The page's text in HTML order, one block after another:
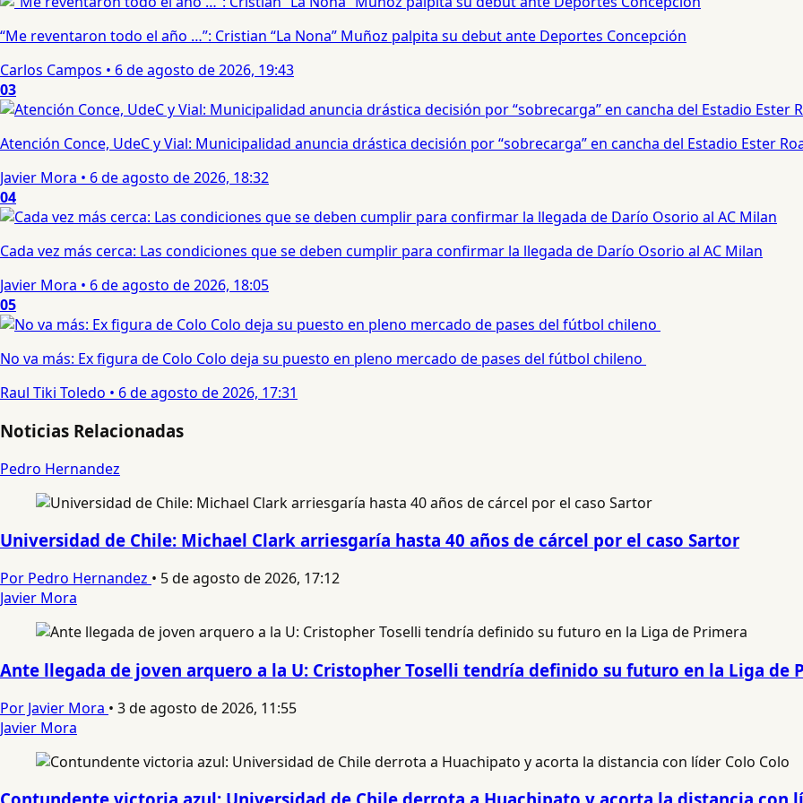
“Me reventaron todo el año …”: Cristian “La Nona” Muñoz palpita su debut ante Deportes Concepción
Carlos Campos • 6 de agosto de 2026, 19:43
03
Atención Conce, UdeC y Vial: Municipalidad anuncia drástica decisión por “sobrecarga” en cancha del Estadio Ester
Javier Mora • 6 de agosto de 2026, 18:32
04
Cada vez más cerca: Las condiciones que se deben cumplir para confirmar la llegada de Darío Osorio al AC Milan
Javier Mora • 6 de agosto de 2026, 18:05
05
No va más: Ex figura de Colo Colo deja su puesto en pleno mercado de pases del fútbol chileno
Raul Tiki Toledo • 6 de agosto de 2026, 17:31
Noticias Relacionadas
Pedro Hernandez
Universidad de Chile: Michael Clark arriesgaría hasta 40 años de cárcel por el caso Sartor
Por Pedro Hernandez • 5 de agosto de 2026, 17:12
Javier Mora
Ante llegada de joven arquero a la U: Cristopher Toselli tendría definido su futuro en la Liga de
Por Javier Mora • 3 de agosto de 2026, 11:55
Javier Mora